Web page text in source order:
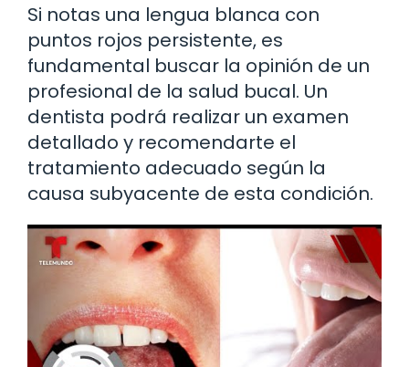
Si notas una lengua blanca con
puntos rojos persistente, es
fundamental buscar la opinión de un
profesional de la salud bucal. Un
dentista podrá realizar un examen
detallado y recomendarte el
tratamiento adecuado según la
causa subyacente de esta condición.